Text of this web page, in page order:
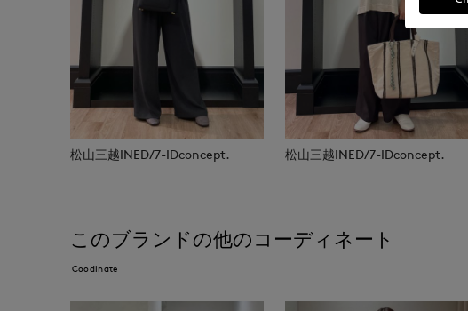
松山三越INED/7-IDconcept. 松山三越INED/7-IDconcept.
このブランドの他のコーディネート
Coodinate